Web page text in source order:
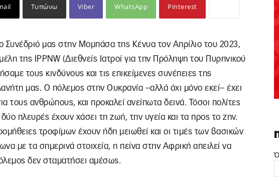
Τυπώνω Viber WhatsApp Pinterest
Συνέδριό μας στην Μομπάσα της Κένυα τον Απρίλιο του 2023,
μέλη της IPPNW (Διεθνείς Ιατροί για την Πρόληψη του Πυρηνικού
τους κινδύνους και τις επικείμενες συνέπειες της
μας. Ο πόλεμος στην Ουκρανία –αλλά όχι μόνο εκεί– έχει
τους ανθρώπους, και προκαλεί ανείπωτα δεινά. Τόσοι πολίτες
δύο πλευρές έχουν χάσει τη ζωή, την υγεία και τα προς το ζην.
τροφίμων έχουν ήδη μειωθεί και οι τιμές των βασικών
με τα σημερινά στοιχεία, η πείνα στην Αφρική απειλεί να
δεν σταματήσει αμέσως.